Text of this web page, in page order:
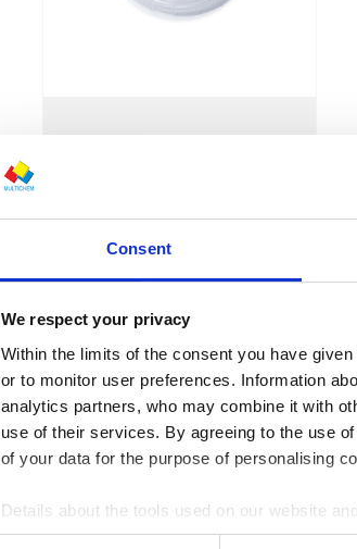
Consent
We respect your privacy
Within the limits of the consent you have
or to monitor user preferences. Information
analytics partners, who may combine it with
use of their services. By agreeing to the use
of your data for the purpose of personalising
Details about the tools used on our website
Opakowanie (kartony): 1